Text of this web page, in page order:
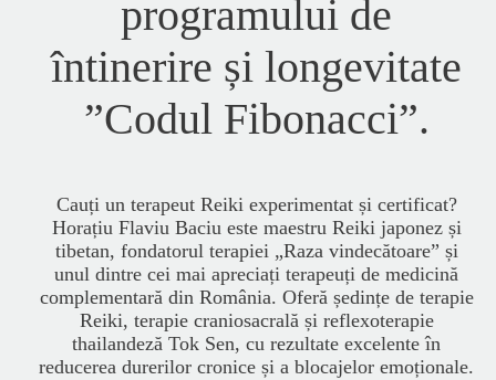
programului de
întinerire și longevitate
”Codul Fibonacci”.
Cauți un terapeut Reiki experimentat și certificat?
Horațiu Flaviu Baciu este maestru Reiki japonez și
tibetan, fondatorul terapiei „Raza vindecătoare” și
unul dintre cei mai apreciați terapeuți de medicină
complementară din România. Oferă ședințe de terapie
Reiki, terapie craniosacrală și reflexoterapie
thailandeză Tok Sen, cu rezultate excelente în
reducerea durerilor cronice și a blocajelor emoționale.